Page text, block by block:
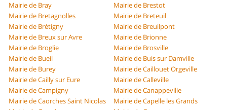
Mairie de Bray
Mairie de Brestot
Mairie de Bretagnolles
Mairie de Breteuil
Mairie de Brétigny
Mairie de Breuilpont
Mairie de Breux sur Avre
Mairie de Brionne
Mairie de Broglie
Mairie de Brosville
Mairie de Bueil
Mairie de Buis sur Damville
Mairie de Burey
Mairie de Caillouet Orgeville
Mairie de Cailly sur Eure
Mairie de Calleville
Mairie de Campigny
Mairie de Canappeville
Mairie de Caorches Saint Nicolas
Mairie de Capelle les Grands